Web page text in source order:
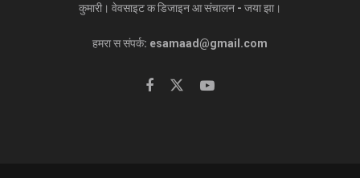
कुमारी। वेवसाइट क डिजाइन आ संचालन - जया झा।
हमरा स संपर्क: esamaad@gmail.com